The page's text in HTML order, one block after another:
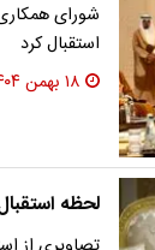
شورای
استقبال کرد
۱۸ بهمن ۱۴۰۴
لحظه